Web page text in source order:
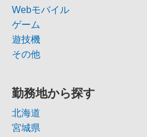
Webモバイル
ゲーム
遊技機
その他
勤務地から探す
北海道
宮城県